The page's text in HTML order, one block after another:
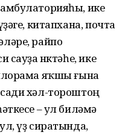
ике
китапхана, почта
райпо
нөктәһе, ике
яҡшы ғына
хәл-тороштоң
– ул биләмә
үҙ сиратында,